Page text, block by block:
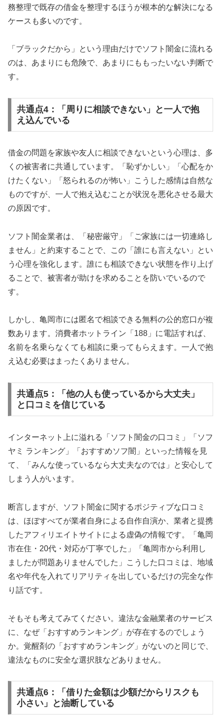
務整理で既存の借金を整理するほうが根本的な解決になる
ケースも多いのです。
「ブラックだから」という理由だけでソフト闇金に流れる
のは、あまりにも危険で、あまりにももったいない判断で
す。
共通点4：「周りに相談できない」と一人で抱
え込んでいる
借金の問題を家族や友人に相談できないという心理は、多
くの被害者に共通しています。「恥ずかしい」「心配をか
けたくない」「怒られるのが怖い」こうした感情は自然な
ものですが、一人で抱え込むことが状況を悪化させる最大
の原因です。
ソフト闇金業者は、「秘密厳守」「ご家族には一切連絡し
ません」と約束することで、この「誰にも言えない」とい
う心理を強化します。誰にも相談できない状態を作り上げ
ることで、被害者が助けを求めることを防いでいるので
す。
しかし、亀岡市には匿名で相談できる無料の公的窓口が複
数あります。消費者ホットライン「188」に電話すれば、
名前を名乗らなくても相談に乗ってもらえます。一人で抱
え込む必要はまったくありません。
共通点5：「他の人も使っているから大丈夫」
と口コミを信じている
インターネット上に溢れる「ソフト闇金の口コミ」「ソフ
ヤミ ランキング」「おすすめソフ闇」といった情報を見
て、「みんな使っているなら大丈夫なのでは」と安心して
しまう人がいます。
断言しますが、ソフト闇金に関するポジティブな口コミ
は、ほぼすべてが業者自身による自作自演か、業者と提携
したアフィリエイトサイトによる虚偽の情報です。「亀岡
市在住・20代・対応が丁寧でした」「亀岡市から利用し
ましたが問題ありませんでした」こうした口コミは、地域
名や年代を入れてリアリティを出しているだけの完全な作
り話です。
そもそも考えてみてください。違法な金融業者のサービス
に、なぜ「おすすめランキング」が存在するのでしょう
か。覚醒剤の「おすすめランキング」がないのと同じで、
違法なものに安全な選択肢などありません。
共通点6：「借りた金額は少額だからリスクも
小さい」と油断している